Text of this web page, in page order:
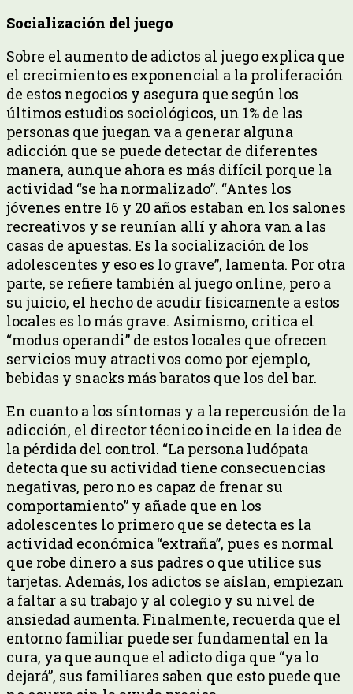
Socialización del juego
Sobre el aumento de adictos al juego explica que
el crecimiento es exponencial a la proliferación
de estos negocios y asegura que según los
últimos estudios sociológicos, un 1% de las
personas que juegan va a generar alguna
adicción que se puede detectar de diferentes
manera, aunque ahora es más difícil porque la
actividad “se ha normalizado”. “Antes los
jóvenes entre 16 y 20 años estaban en los salones
recreativos y se reunían allí y ahora van a las
casas de apuestas. Es la socialización de los
adolescentes y eso es lo grave”, lamenta. Por otra
parte, se refiere también al juego online, pero a
su juicio, el hecho de acudir físicamente a estos
locales es lo más grave. Asimismo, critica el
“modus operandi” de estos locales que ofrecen
servicios muy atractivos como por ejemplo,
bebidas y snacks más baratos que los del bar.
En cuanto a los síntomas y a la repercusión de la
adicción, el director técnico incide en la idea de
la pérdida del control. “La persona ludópata
detecta que su actividad tiene consecuencias
negativas, pero no es capaz de frenar su
comportamiento” y añade que en los
adolescentes lo primero que se detecta es la
actividad económica “extraña”, pues es normal
que robe dinero a sus padres o que utilice sus
tarjetas. Además, los adictos se aíslan, empiezan
a faltar a su trabajo y al colegio y su nivel de
ansiedad aumenta. Finalmente, recuerda que el
entorno familiar puede ser fundamental en la
cura, ya que aunque el adicto diga que “ya lo
dejará”, sus familiares saben que esto puede que